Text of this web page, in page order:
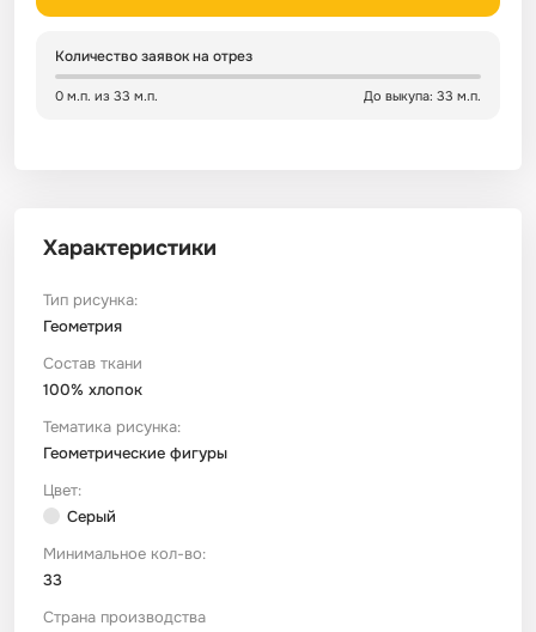
Количество заявок на отрез
0 м.п. из 33 м.п. До выкупа: 33 м.п.
Характеристики
Тип рисунка:
Геометрия
Состав ткани
100% хлопок
Тематика рисунка:
Геометрические фигуры
Цвет:
Серый
Минимальное кол-во:
33
Страна производства
Сатин
Сатин Страйп
Сатин Твил
Сетка
Ситец
Спанбонд
ТиСи Твил
Трикотаж
Тюль
Фланель
Флис
Зеленый
Детский
Город / архитектура
Морская тема
Космос
Техника / транспорт
Этнический